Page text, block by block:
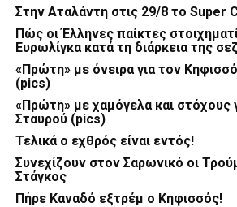
Στην Αταλάντη στις 29/8 το Super
Πώς οι Έλληνες παίκτες
Ευρωλίγκα κατά τη διάρκεια της
«Πρώτη» με όνειρα για τον
(pics)
«Πρώτη» με χαμόγελα και στόχους
Σταυρού (pics)
Τελικά ο εχθρός είναι εντός!
Συνεχίζουν στον Σαρωνικό οι
Στάγκος
Πήρε Καναδό εξτρέμ ο Κηφισσός!